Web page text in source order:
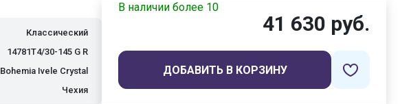
Классический
14781T4/30-145 G R
Bohemia Ivele Crystal
Чехия
В наличии более 10
41 630 руб.
ДОБАВИТЬ В КОРЗИНУ